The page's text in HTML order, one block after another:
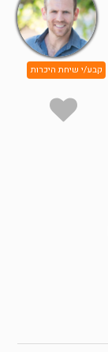
קבע/י שיחת היכרות